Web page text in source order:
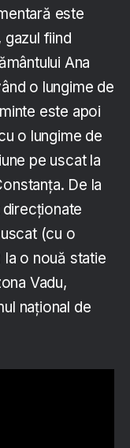
este
gazul fiind
Ana
o lungime de
este apoi
o lungime de
pe uscat la
De la
(cu o
o nouă statie
Vadu,
național de